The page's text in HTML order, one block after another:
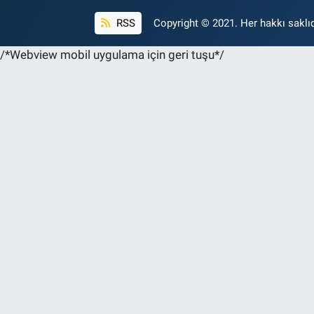
RSS Copyright © 2021. Her hakkı
/*Webview mobil uygulama için geri tuşu*/